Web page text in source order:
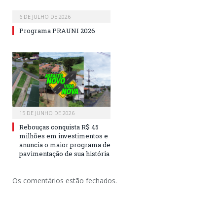
6 DE JULHO DE 2026
Programa PRAUNI 2026
15 DE JUNHO DE 2026
Rebouças conquista R$ 45
milhões em investimentos e
anuncia o maior programa de
pavimentação de sua história
Os comentários estão fechados.